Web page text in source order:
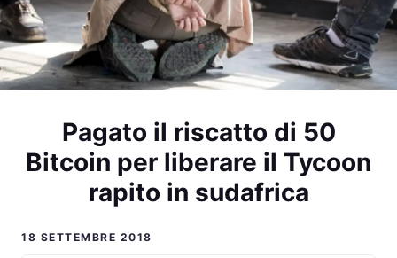
Pagato il riscatto di 50
Bitcoin per liberare il Tycoon
rapito in sudafrica
18 SETTEMBRE 2018